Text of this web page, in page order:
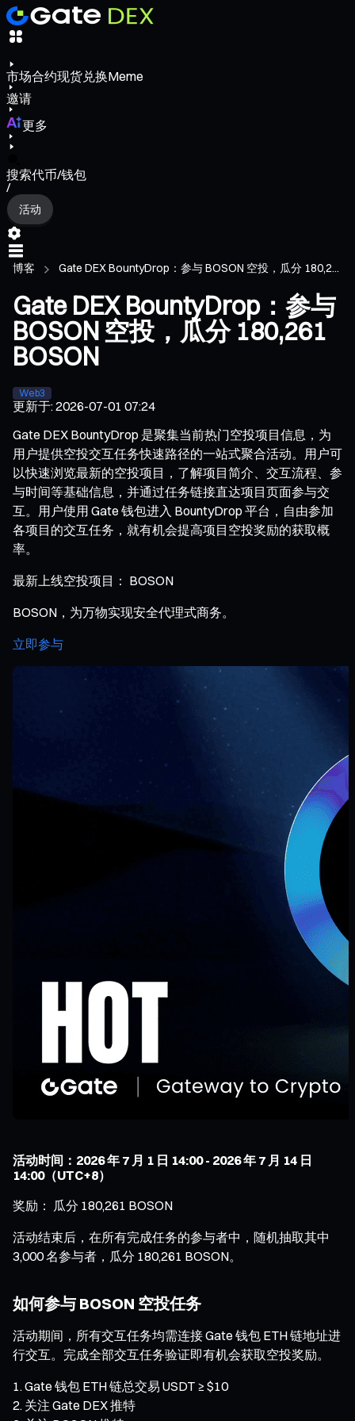
市场合约现货兑换Meme
邀请
更多
搜索代币/钱包
/
活动
博客 Gate DEX BountyDrop：参与 BOSON 空投，瓜分 180,2...
Gate DEX BountyDrop：参与
BOSON 空投，瓜分 180,261
BOSON
Web3
更新于:2026-07-01 07:24
Gate DEX BountyDrop 是聚集当前热门空投项目信息，为
用户提供空投交互任务快速路径的一站式聚合活动。用户可
以快速浏览最新的空投项目，了解项目简介、交互流程、参
与时间等基础信息，并通过任务链接直达项目页面参与交
互。用户使用 Gate 钱包进入 BountyDrop 平台，自由参加
各项目的交互任务，就有机会提高项目空投奖励的获取概
率。
最新上线空投项目： BOSON
BOSON，为万物实现安全代理式商务。
立即参与
活动时间：2026 年 7 月 1 日 14:00 - 2026 年 7 月 14 日
14:00（UTC+8）
奖励： 瓜分 180,261 BOSON
活动结束后，在所有完成任务的参与者中，随机抽取其中
3,000 名参与者，瓜分 180,261 BOSON。
如何参与 BOSON 空投任务
活动期间，所有交互任务均需连接 Gate 钱包 ETH 链地址进
行交互。完成全部交互任务验证即有机会获取空投奖励。
Gate 钱包 ETH 链总交易 USDT ≥ $10
关注 Gate DEX 推特